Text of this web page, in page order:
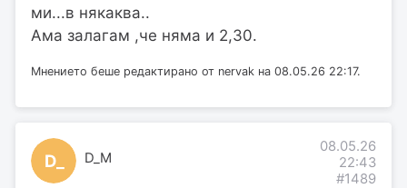
ми...в някаква..
Ама залагам ,че няма и 2,30.
Мнението беше редактирано от nervak на 08.05.26 22:17.
D_ D_M
08.05.26
22:43
#1489